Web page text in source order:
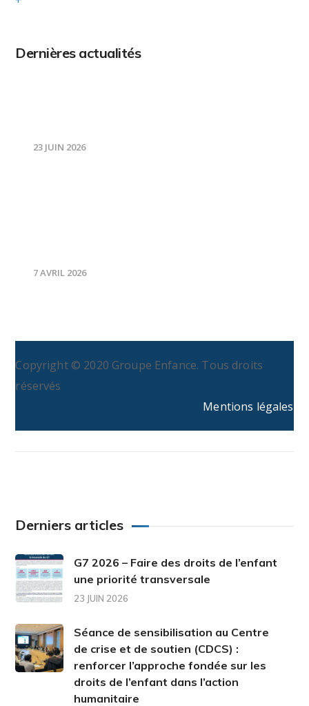
Dernières actualités
23 JUIN 2026
7 AVRIL 2026
Copyright © 2020 Groupe Enfance. Tous droits
réservés
Mentions légales
Derniers articles
G7 2026 – Faire des droits de l’enfant
une priorité transversale
23 JUIN 2026
Séance de sensibilisation au Centre
de crise et de soutien (CDCS) :
renforcer l’approche fondée sur les
droits de l’enfant dans l’action
humanitaire